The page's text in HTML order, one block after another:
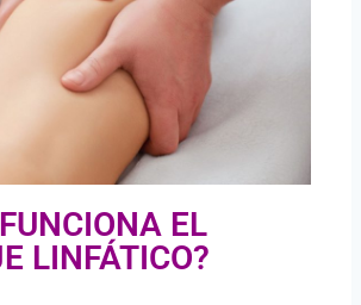
EL
LINFÁTICO?